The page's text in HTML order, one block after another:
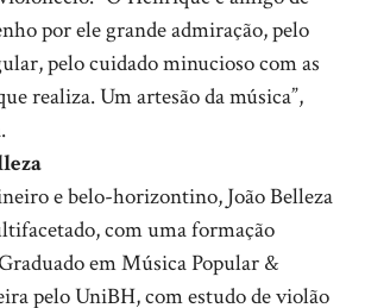
por ele grande admiração, pelo
pelo cuidado minucioso com as
realiza. Um artesão da música”,
e belo-horizontino, João Belleza
com uma formação
em Música Popular &
pelo UniBH, com estudo de violão